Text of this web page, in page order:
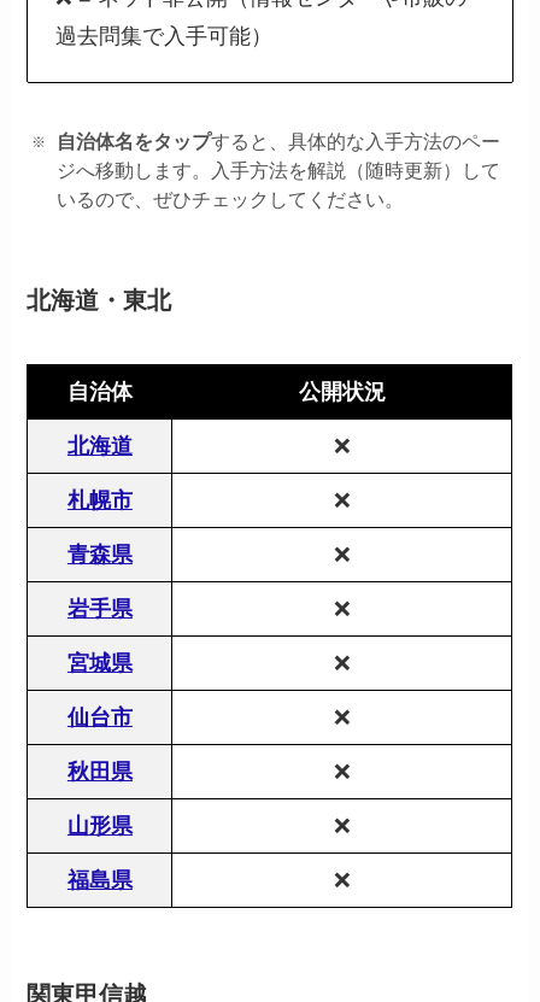
過去問集で入手可能）
自治体名をタップすると、具体的な入手方法のペー
ジへ移動します。入手方法を解説（随時更新）して
いるので、ぜひチェックしてください。
北海道・東北
自治体 公開状況
北海道 ❌
札幌市 ❌
青森県 ❌
岩手県 ❌
宮城県 ❌
仙台市 ❌
秋田県 ❌
山形県 ❌
福島県 ❌
関東甲信越